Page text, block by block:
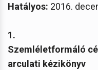
Hatályos: 2016.
1.
Szemléletformáló
arculati kézikönyv